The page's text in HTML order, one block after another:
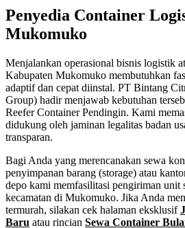
Penyedia Container
Mukomuko
Menjalankan operasional bisnis logistik
Kabupaten Mukomuko membutuhkan
adaptif dan cepat diinstal. PT Bintang
Group) hadir menjawab kebutuhan
Reefer Container Pendingin. Kami
didukung oleh jaminan legalitas badan
transparan.
Bagi Anda yang merencanakan sewa
penyimpanan barang (storage) atau
depo kami memfasilitasi pengiriman unit
kecamatan di Mukomuko. Jika Anda
termurah, silakan cek halaman eksklusif
Baru atau rincian Sewa Container